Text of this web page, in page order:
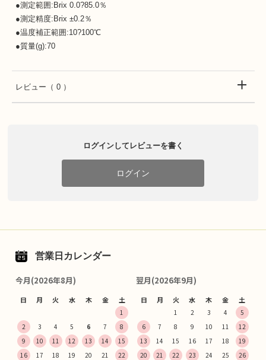
●測定範囲:Brix 0.0?85.0％
●測定精度:Brix ±0.2％
●温度補正範囲:10?100℃
●質量(g):70
レビュー （ 0 ）
ログインしてレビューを書く
ログイン
営業日カレンダー
今月(2026年8月)
日 月 火 水 木 金 土
1
2
3 4 5 6 7
8
9
10 11 12 13 14
15
16
17 18 19 20 21
22
翌月(2026年9月)
日 月 火 水 木 金 土
1 2 3 4
5
6
7 8 9 10 11
12
13
14 15 16 17 18
19
20
21 22 23 24 25
26